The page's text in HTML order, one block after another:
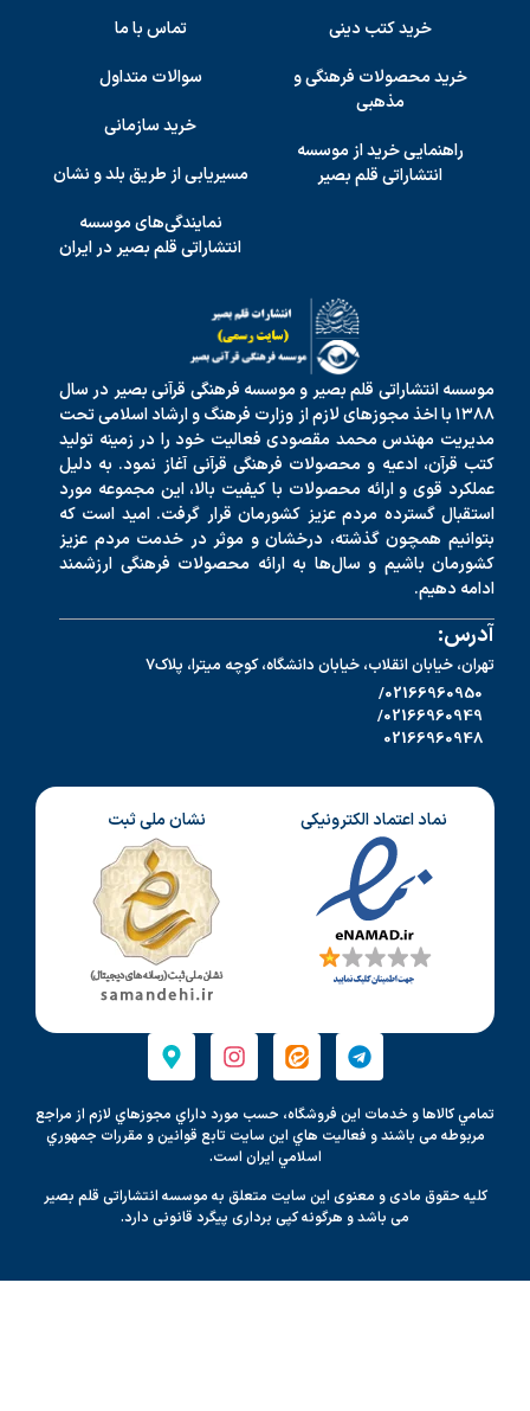
خرید کتب دینی
خرید محصولات فرهنگی و
مذهبی
راهنمایی خرید از موسسه
انتشاراتی قلم بصیر
تماس با ما
سوالات متداول
خرید سازمانی
مسیریابی از طریق بلد و نشان
نمایندگی‌های موسسه
انتشاراتی قلم بصیر در ایران
موسسه انتشاراتی قلم بصیر و موسسه فرهنگی قرآنی بصیر در سال
۱۳۸۸ با اخذ مجوزهای لازم از وزارت فرهنگ و ارشاد اسلامی تحت
مدیریت مهندس محمد مقصودی فعالیت خود را در زمینه تولید
کتب قرآن، ادعیه و محصولات فرهنگی قرآنی آغاز نمود. به دلیل
عملکرد قوی و ارائه محصولات با کیفیت بالا، این مجموعه مورد
استقبال گسترده مردم عزیز کشورمان قرار گرفت. امید است که
بتوانیم همچون گذشته، درخشان و موثر در خدمت مردم عزیز
کشورمان باشیم و سال‌ها به ارائه محصولات فرهنگی ارزشمند
ادامه دهیم.
آدرس:
تهران، خیابان انقلاب، خیابان دانشگاه، کوچه میترا، پلاک7
02166960950/
02166960949/
02166960948
نماد اعتماد الکترونیکی نشان ملی ثبت
تمامي كالاها و خدمات اين فروشگاه، حسب مورد داراي مجوزهاي لازم از مراجع
مربوطه می باشند و فعاليت هاي اين سايت تابع قوانين و مقررات جمهوري
اسلامي ايران است.
کلیه حقوق مادی و معنوی این سایت متعلق به موسسه انتشاراتی قلم بصیر
می باشد و هرگونه کپی برداری پیگرد قانونی دارد.